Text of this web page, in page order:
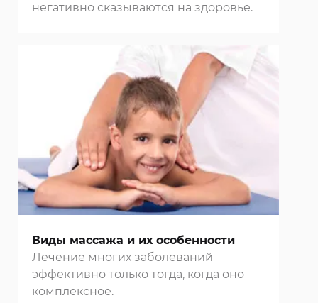
негативно сказываются на здоровье.
Виды массажа и их особенности
Лечение многих заболеваний
эффективно только тогда, когда оно
комплексное.